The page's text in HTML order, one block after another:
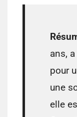
ans,
pour
une
elle